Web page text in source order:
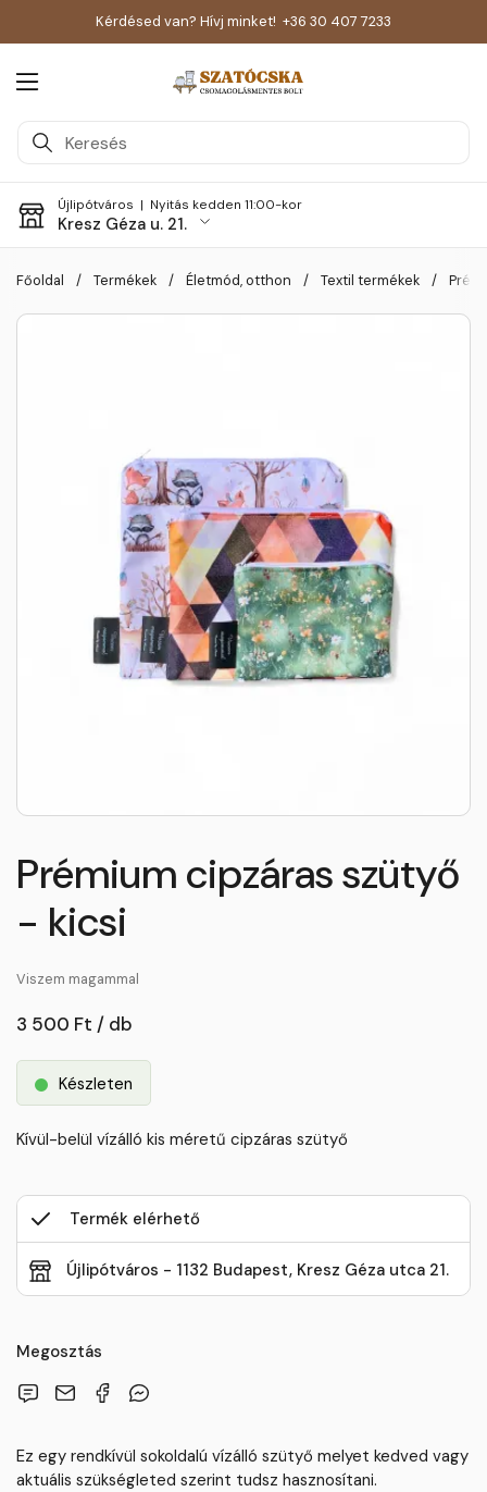
Kérdésed van? Hívj minket! +36 30 407 7233
Menü megnyitása
Újlipótváros | Nyitás kedden 11:00-kor
Kresz Géza u. 21.
Főoldal / Termékek / Életmód, otthon / Textil termékek /
Prémium cipzáras szütyő
- kicsi
Viszem magammal
3 500 Ft / db
Készleten
Kívül-belül vízálló kis méretű cipzáras szütyő
Termék elérhető
Újlipótváros - 1132 Budapest, Kresz Géza utca 21.
Megosztás
Ez egy rendkívül sokoldalú vízálló szütyő melyet kedved vagy
aktuális szükségleted szerint tudsz hasznosítani.